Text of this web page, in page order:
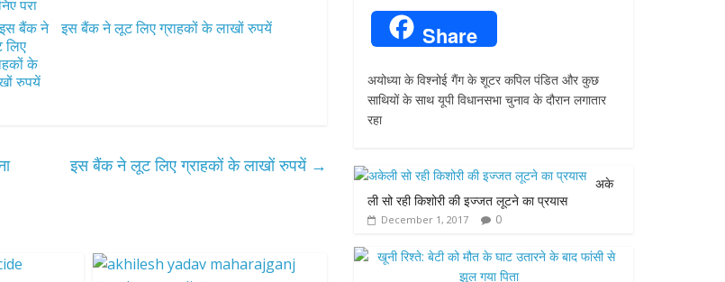
इस बैंक ने लूट लिए ग्राहकों के लाखों रुपयें
इस बैंक ने लूट लिए ग्राहकों के लाखों रुपयें →
a
c
e
o
w
i
t
r
h
a
t
p
s
g
i
Share
अयोध्या के विश्नोई गैंग के शूटर कपिल पंडित और कुछ
साथियों के साथ यूपी विधानसभा चुनाव के दौरान लगातार
रहा
अके
ली सो रही किशोरी की इज्जत लूटने का प्रयास
December 1, 2017 0